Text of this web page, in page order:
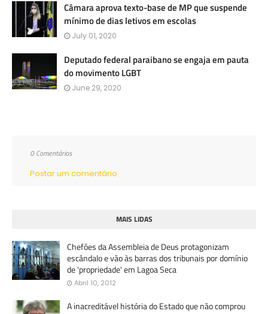
Câmara aprova texto-base de MP que suspende
mínimo de dias letivos em escolas
July 01, 2020
Deputado federal paraibano se engaja em pauta
do movimento LGBT
June 29, 2020
0 Comentários
Postar um comentário
MAIS LIDAS
Chefões da Assembleia de Deus protagonizam
escândalo e vão às barras dos tribunais por domínio
de 'propriedade' em Lagoa Seca
Abril 10, 2012
A inacreditável história do Estado que não comprou